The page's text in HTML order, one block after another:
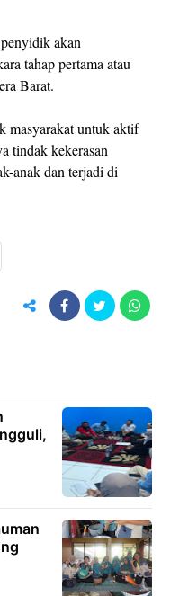
akan
tahap pertama atau
Barat.
masyarakat untuk aktif
tindak kekerasan
anak dan terjadi di